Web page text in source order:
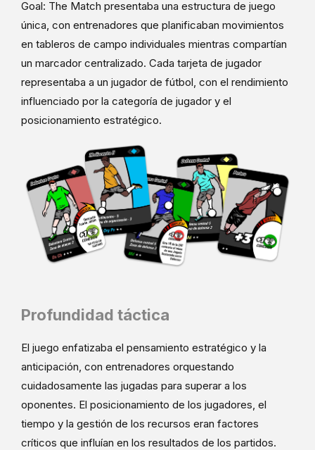
Goal: The Match presentaba una estructura de juego
única, con entrenadores que planificaban movimientos
en tableros de campo individuales mientras compartían
un marcador centralizado. Cada tarjeta de jugador
representaba a un jugador de fútbol, ​​con el rendimiento
influenciado por la categoría de jugador y el
posicionamiento estratégico.
Profundidad táctica
El juego enfatizaba el pensamiento estratégico y la
anticipación, con entrenadores orquestando
cuidadosamente las jugadas para superar a los
oponentes. El posicionamiento de los jugadores, el
tiempo y la gestión de los recursos eran factores
críticos que influían en los resultados de los partidos.